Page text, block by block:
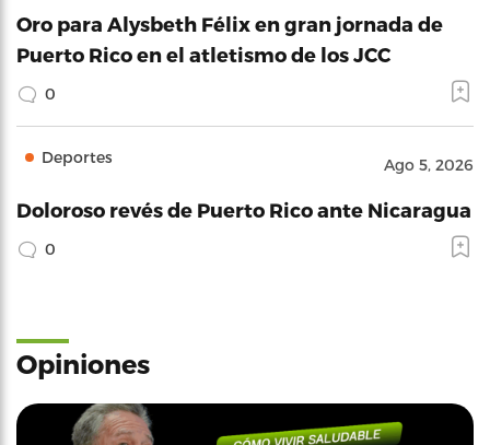
Oro para Alysbeth Félix en gran jornada de
Puerto Rico en el atletismo de los JCC
0
Deportes Ago 5, 2026
Doloroso revés de Puerto Rico ante Nicaragua
0
Opiniones